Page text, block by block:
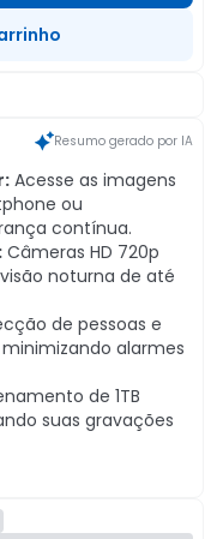
Resumo gerado por IA
Acesse as imagens
ou
contínua.
Câmeras HD 720p
noturna de até
de pessoas e
alarmes
de 1TB
suas gravações